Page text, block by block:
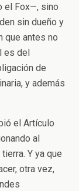
el Fox—, sino
sin dueño y
que antes no
es del
de
y además
el Artículo
al
Y ya que
otra vez,